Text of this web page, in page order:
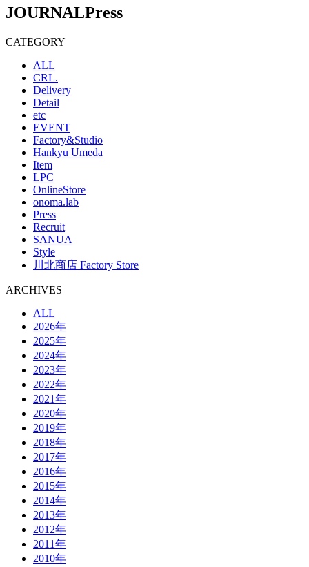
JOURNALPress
CATEGORY
ALL
CRL.
Delivery
Detail
etc
EVENT
Factory&Studio
Hankyu Umeda
Item
LPC
OnlineStore
onoma.lab
Press
Recruit
SANUA
Style
川北商店 Factory Store
ARCHIVES
ALL
2026年
2025年
2024年
2023年
2022年
2021年
2020年
2019年
2018年
2017年
2016年
2015年
2014年
2013年
2012年
2011年
2010年